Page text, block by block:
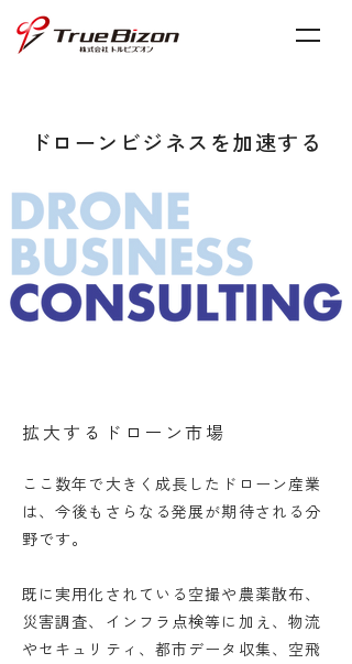
ドローンビジネスを加速する
​拡大するドローン市場
ここ数年で大きく成長したドローン産業
は、今後もさらなる発展が期待される分
野です。
既に実用化されている空撮や農薬散布、
災害調査、インフラ点検等に加え、物流
やセキュリティ、都市データ収集、空飛